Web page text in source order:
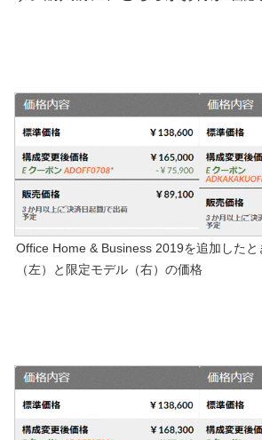
Office Home & Business 2019を追加した
（左）と限定モデル（右）の価格